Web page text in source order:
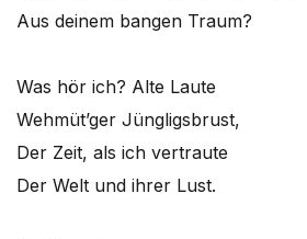
Aus deinem bangen Traum?
Was hör ich? Alte Laute
Wehmüt’ger Jüngligsbrust,
Der Zeit, als ich vertraute
Der Welt und ihrer Lust.